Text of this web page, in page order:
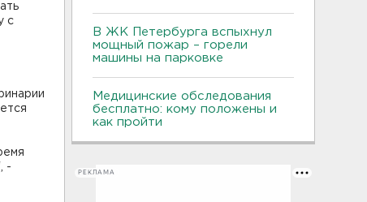
с
-
В ЖК Петербурга вспыхнул
мощный пожар – горели
машины на парковке
Медицинские обследования
бесплатно: кому положены и
как пройти
РЕКЛАМА